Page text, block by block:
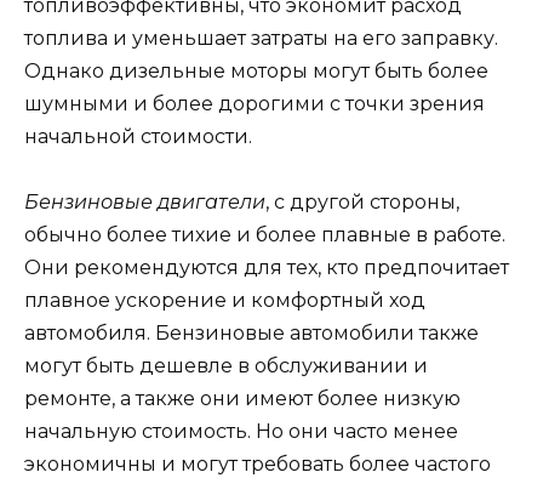
топливоэффективны, что экономит расход
топлива и уменьшает затраты на его заправку.
Однако дизельные моторы могут быть более
шумными и более дорогими с точки зрения
начальной стоимости.
Бензиновые двигатели, с другой стороны,
обычно более тихие и более плавные в работе.
Они рекомендуются для тех, кто предпочитает
плавное ускорение и комфортный ход
автомобиля. Бензиновые автомобили также
могут быть дешевле в обслуживании и
ремонте, а также они имеют более низкую
начальную стоимость. Но они часто менее
экономичны и могут требовать более частого